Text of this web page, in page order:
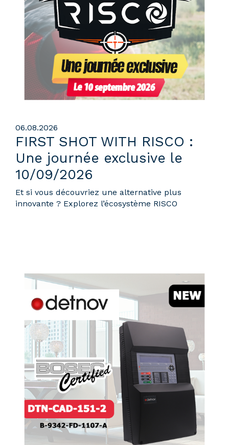
06.08.2026
FIRST SHOT WITH RISCO :
Une journée exclusive le
10/09/2026
Et si vous découvriez une alternative plus
innovante ? Explorez l’écosystème RISCO